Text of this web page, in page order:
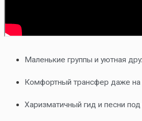
Маленькие группы и уютная
Комфортный трансфер даже
Харизматичный гид и песни